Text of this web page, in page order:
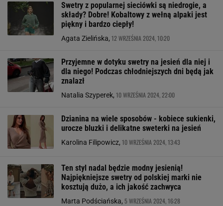
Swetry z popularnej sieciówki są niedrogie, a
składy? Dobre! Kobaltowy z wełną alpaki jest
piękny i bardzo ciepły!
Agata Zielińska, 12 WRZEŚNIA 2024, 10:20
Przyjemne w dotyku swetry na jesień dla niej i
dla niego! Podczas chłodniejszych dni będą jak
znalazł
Natalia Szyperek, 10 WRZEŚNIA 2024, 22:00
Dzianina na wiele sposobów - kobiece sukienki,
urocze bluzki i delikatne sweterki na jesień
Karolina Filipowicz, 10 WRZEŚNIA 2024, 13:43
Ten styl nadal będzie modny jesienią!
Najpiękniejsze swetry od polskiej marki nie
kosztują dużo, a ich jakość zachwyca
Marta Podściańska, 5 WRZEŚNIA 2024, 16:28